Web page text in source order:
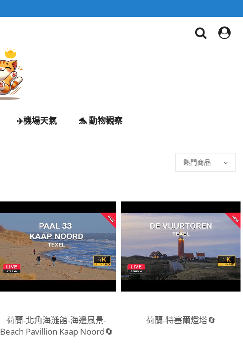
✈️機場天氣 🐬 動物觀察
荷蘭-北角海灘館-海邊風景-
Beach Pavillion Kaap Noord🔄
荷蘭-特塞爾燈塔🔄